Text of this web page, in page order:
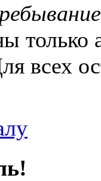
только
всех